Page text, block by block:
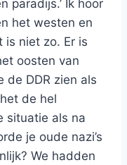
paradijs.’ Ik hoor
het westen en
is niet zo. Er is
oosten van
de DDR zien als
de hel
situatie als na
je oude nazi’s
We hadden